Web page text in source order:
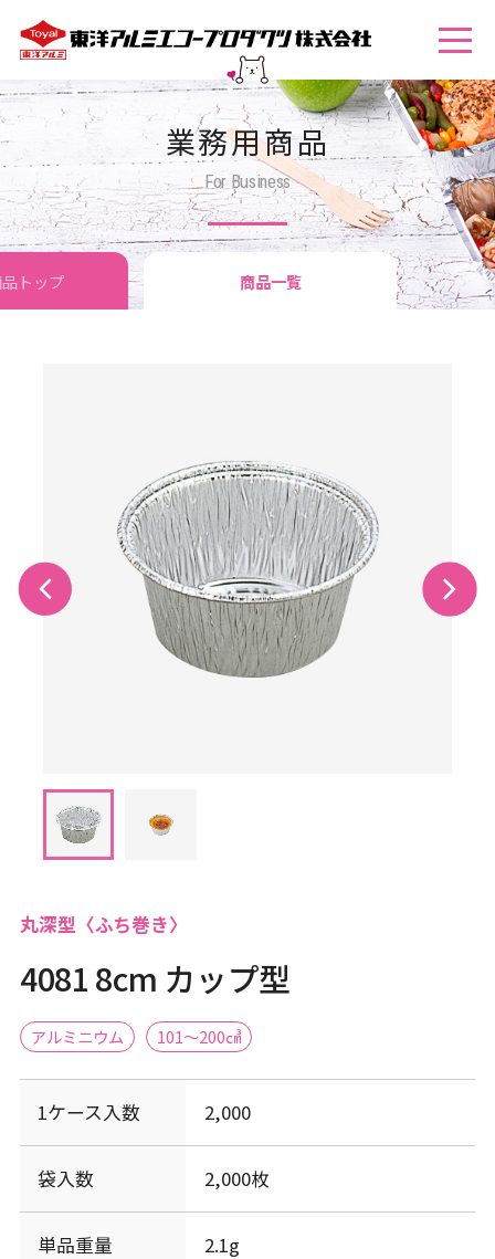
業務用商品
For Business
トップ 商品一覧
丸深型〈ふち巻き〉
4081 8cm カップ型
アルミニウム 101〜200㎤
1ケース入数 2,000
袋入数 2,000枚
単品重量 2.1g